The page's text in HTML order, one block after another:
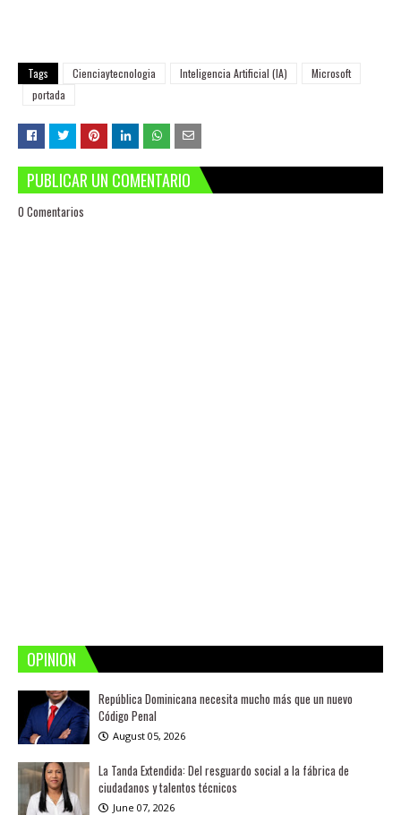
Tags Cienciaytecnologia Inteligencia Artificial (IA)
Microsoft
portada
PUBLICAR UN COMENTARIO
0 Comentarios
OPINION
República Dominicana necesita mucho más que un nuevo
Código Penal
August 05, 2026
La Tanda Extendida: Del resguardo social a la fábrica de
ciudadanos y talentos técnicos
June 07, 2026